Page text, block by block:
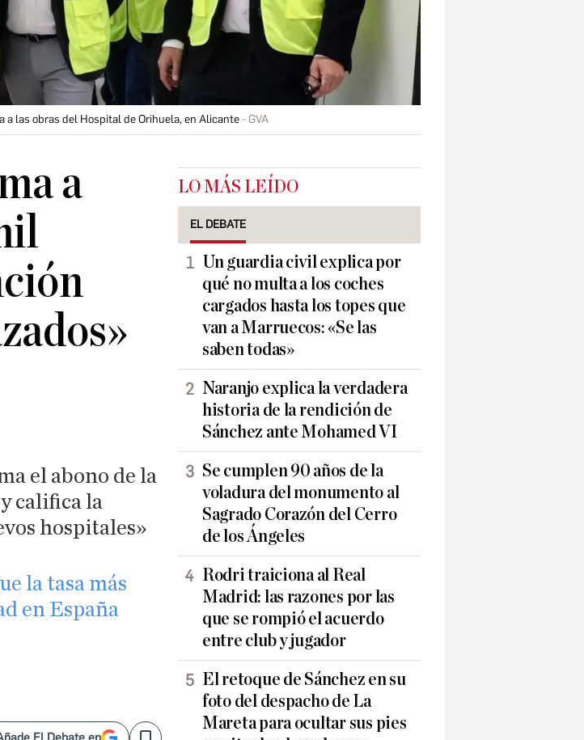
las obras del Hospital de Orihuela, en Alicante GVA
a
el abono de la
califica la
hospitales»
la tasa más
en España​
LO MÁS LEÍDO
EL DEBATE
Un guardia civil explica por
qué no multa a los coches
cargados hasta los topes que
van a Marruecos: «Se las
saben todas»
Naranjo explica la verdadera
historia de la rendición de
Sánchez ante Mohamed VI
Se cumplen 90 años de la
voladura del monumento al
Sagrado Corazón del Cerro
de los Ángeles
Rodri traiciona al Real
Madrid: las razones por las
que se rompió el acuerdo
entre club y jugador
El retoque de Sánchez en su
foto del despacho de La
Mareta para ocultar sus pies